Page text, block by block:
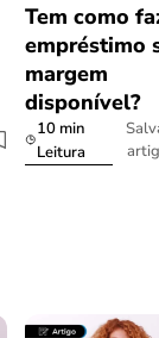
Tem como
empréstimo
margem
disponível?
10 min
Leitura